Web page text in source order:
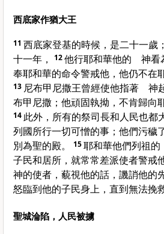
西底家作猶大王
11 西底家登基的時候，是二十一歲
十一年，
12他行耶和華他的 神看
奉耶和華的命令警戒他，他仍不在
13 尼布甲尼撒王曾經使他指著 神
布甲尼撒；他頑固執拗，不肯歸向
14 此外，所有的祭司長和人民也
列國所行一切可憎的事；他們污穢
別為聖的殿。
15耶和華他們列祖
子民和居所，就常常差派使者警戒他
神的使者，藐視他的話，譏誚他的
怒臨到他的子民身上，直到無法挽救
聖城淪陷，人民被擄